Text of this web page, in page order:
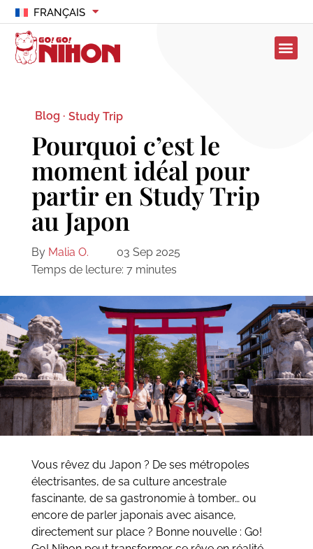
FRANÇAIS
Blog · Study Trip
Pourquoi c’est le
moment idéal pour
partir en Study Trip
au Japon
By Malia O.
03 Sep 2025
Temps de lecture: 7 minutes
Vous rêvez du Japon ? De ses métropoles
électrisantes, de sa culture ancestrale
fascinante, de sa gastronomie à tomber… ou
encore de parler japonais avec aisance,
directement sur place ? Bonne nouvelle : Go!